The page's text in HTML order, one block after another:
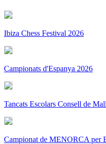
Ibiza Chess Festival 2026
Campionats d'Espanya 2026
Tancats Escolars Consell de
Campionat de MENORCA per